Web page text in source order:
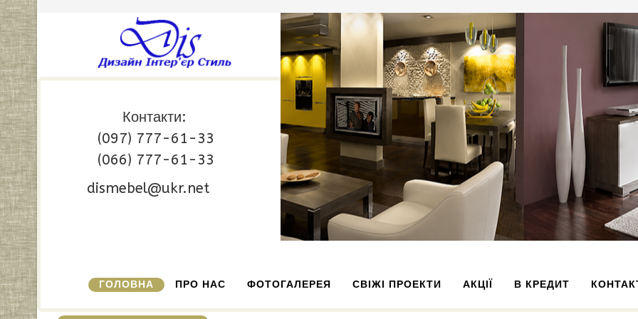
Контакти:
(097) 777-61-33
(066) 777-61-33
dismebel@ukr.net
ГОЛОВНА ПРО НАС ФОТОГАЛЕРЕЯ СВІЖІ ПРОЕКТИ АКЦІЇ В КРЕДИТ